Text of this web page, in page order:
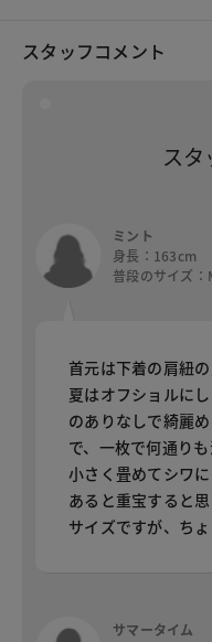
スタッフコメント
スタ
ミント
身長：163cm
普段のサイズ
首元は下着の肩紐
夏はオフショルに
のありなしで綺麗
で、一枚で何通り
小さく畳めてシワ
あると重宝すると
サイズですが、ち
サマータイム